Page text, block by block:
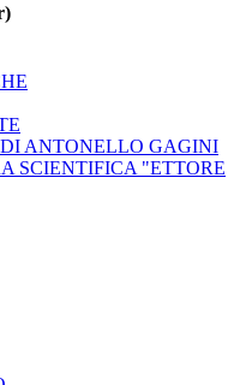
ANTONELLO GAGINI
SCIENTIFICA "ETTORE